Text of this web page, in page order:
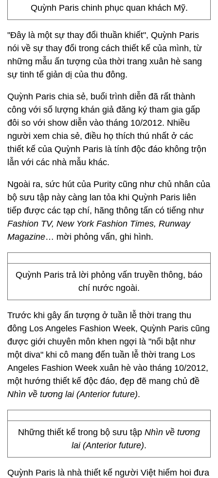
Quỳnh Paris chinh phục quan khách Mỹ.
"Đây là một sự thay đổi thuần khiết", Quỳnh Paris
nói về sự thay đổi trong cách thiết kế của mình, từ
những mẫu ấn tượng của thời trang xuân hè sang
sự tinh tế giản dị của thu đông.
Quỳnh Paris chia sẻ, buổi trình diễn đã rất thành
công với số lượng khán giả đăng ký tham gia gấp
đôi so với show diễn vào tháng 10/2012. Nhiều
người xem chia sẻ, điều họ thích thú nhất ở các
thiết kế của Quỳnh Paris là tính độc đáo không trộn
lẫn với các nhà mẫu khác.
Ngoài ra, sức hút của Purity cũng như chủ nhân của
bộ sưu tập này càng lan tỏa khi Quỳnh Paris liên
tiếp được các tạp chí, hãng thông tấn có tiếng như
Fashion TV, New York Fashion Times, Runway
Magazine… mời phỏng vấn, ghi hình.
Quỳnh Paris trả lời phỏng vấn truyền thông, báo
chí nước ngoài.
Trước khi gây ấn tượng ở tuần lễ thời trang thu
đông Los Angeles Fashion Week, Quỳnh Paris cũng
được giới chuyên môn khen ngợi là "nổi bật như
một diva" khi cô mang đến tuần lễ thời trang Los
Angeles Fashion Week xuân hè vào tháng 10/2012,
một hướng thiết kế độc đáo, đẹp đẽ mang chủ đề
Nhìn về tương lai (Anterior future).
Những thiết kế trong bộ sưu tập Nhìn về tương
lai (Anterior future).
Quỳnh Paris là nhà thiết kế người Việt hiếm hoi đưa